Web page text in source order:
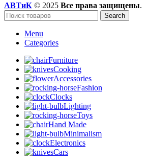
АВТиК © 2025 Все права защищены.
Search
Menu
Categories
Furniture
Cooking
Accessories
Fashion
Clocks
Lighting
Toys
Hand Made
Minimalism
Electronics
Cars